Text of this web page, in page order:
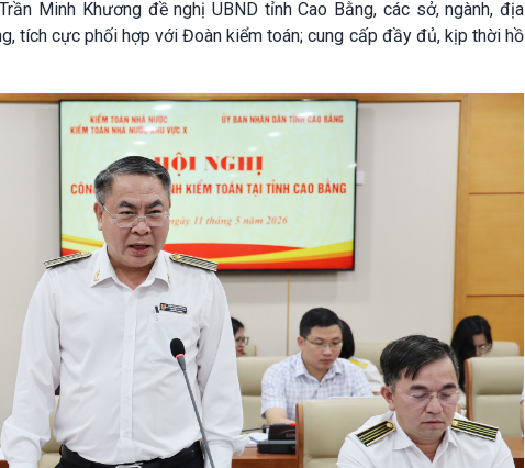
Minh Khương đề nghị UBND tỉnh Cao Bằng, các sở, ngành, địa
tích cực phối hợp với Đoàn kiểm toán; cung cấp đầy đủ, kịp thời hồ